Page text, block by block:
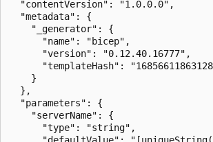
  "contentVersion": "1.0.0.0",
  "metadata": {
    "_generator": {
      "name": "bicep",
      "version": "0.12.40.16777",
"templateHash":
    }
  },
  "parameters": {
    "serverName": {
      "type": "string",
"defaultValue":